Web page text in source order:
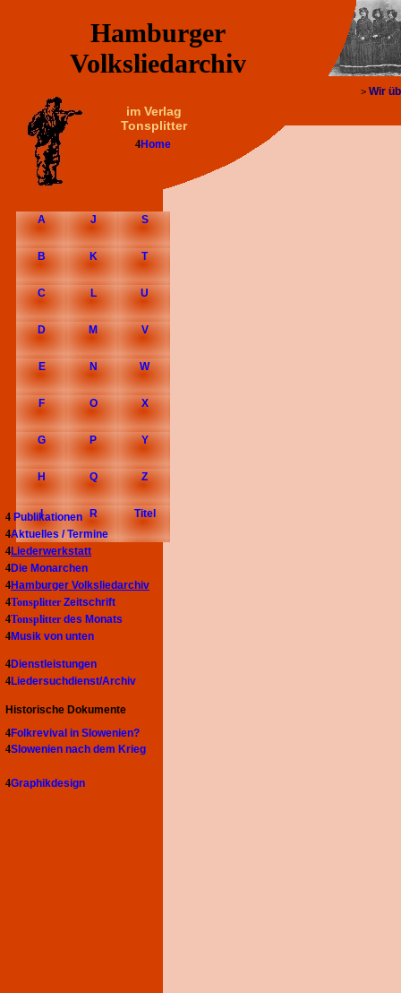
> Wir
A J S
B K T
C L U
D M V
E N W
F O X
G P Y
H Q Z
I R Titel
4 Publikationen
4Aktuelles / Termine
4Liederwerkstatt
4Die Monarchen
4Hamburger Volksliedarchiv
4Tonsplitter Zeitschrift
4Tonsplitter des Monats
4Musik von unten
4Dienstleistungen
4Liedersuchdienst/Archiv
Historische Dokumente
4Folkrevival in Slowenien?
4Slowenien nach dem Krieg
4Graphikdesign
Hamburger
Volksliedarchiv
im Verlag
Tonsplitter
4Home